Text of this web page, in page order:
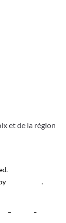
et de la région
.
de